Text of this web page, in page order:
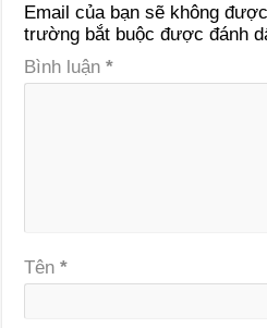
Email của bạn sẽ không
trường bắt buộc được đánh
Bình luận*
Tên*